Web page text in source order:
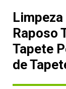
Raposo
Tapete
de